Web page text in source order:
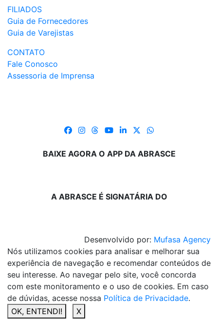
FILIADOS
Guia de Fornecedores
Guia de Varejistas
CONTATO
Fale Conosco
Assessoria de Imprensa
BAIXE AGORA O APP DA ABRASCE
A ABRASCE É SIGNATÁRIA DO
Desenvolvido por: Mufasa Agency
Nós utilizamos cookies para analisar e melhorar sua
experiência de navegação e recomendar conteúdos de
seu interesse. Ao navegar pelo site, você concorda
com este monitoramento e o uso de cookies. Em caso
de dúvidas, acesse nossa Política de Privacidade.
OK, ENTENDI!
X